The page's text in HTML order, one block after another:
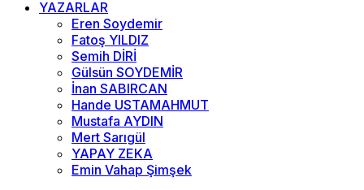
YAZARLAR
Eren Soydemir
Fatoş YILDIZ
Semih DİRİ
Gülsün SOYDEMİR
İnan SABIRCAN
Hande USTAMAHMUT
Mustafa AYDIN
Mert Sarıgül
YAPAY ZEKA
Emin Vahap Şimşek